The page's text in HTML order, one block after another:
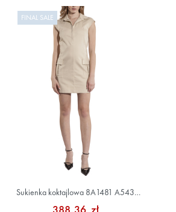
FINAL SALE
Sukienka koktajlowa 8A1481 A543
Beżowy